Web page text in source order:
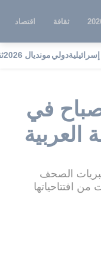
ثقافة اقتصاد
دوليمونديال 2026
في
العربية
كبريات الصحف
افتتاحياتها